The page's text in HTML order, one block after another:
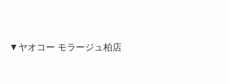
▼ヤオコー モラージュ柏店